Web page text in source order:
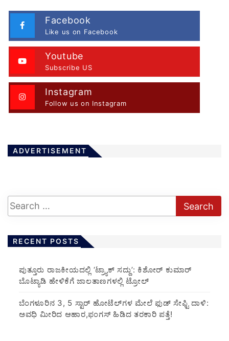
Facebook
Like us on Facebook
Youtube
Subscribe US
Instagram
Follow us on Instagram
ADVERTISEMENT
RECENT POSTS
ಪುತ್ತೂರು ರಾಜಕೀಯದಲ್ಲಿ ‘ಟ್ರ್ಯಾಕ್ ಸದ್ದು’: ಕಿಶೋರ್ ಕುಮಾರ್
ಬೊಟ್ಯಾಡಿ ಹೇಳಿಕೆಗೆ ಜಾಲತಾಣಗಳಲ್ಲಿ ಟ್ರೋಲ್
​ಬೆಂಗಳೂರಿನ 3, 5 ಸ್ಟಾರ್ ಹೋಟೆಲ್‌ಗಳ ಮೇಲೆ ಫುಡ್ ಸೇಫ್ಟಿ ದಾಳಿ:
ಅವಧಿ ಮೀರಿದ ಆಹಾರ,ಫಂಗಸ್ ಹಿಡಿದ ತರಕಾರಿ ಪತ್ತೆ!